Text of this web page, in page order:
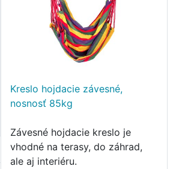
Kreslo hojdacie závesné,
nosnosť 85kg
Závesné hojdacie kreslo je
vhodné na terasy, do záhrad,
ale aj interiéru.